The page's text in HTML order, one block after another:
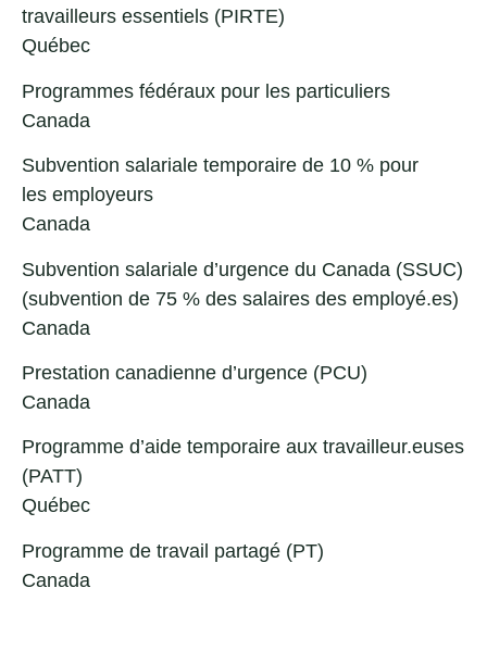
travailleurs essentiels (PIRTE)
Québec
Programmes fédéraux pour les particuliers
Canada
Subvention salariale temporaire de 10 % pour
les employeurs
Canada
Subvention salariale d’urgence du Canada (SSUC)
(subvention de 75 % des salaires des employé.es)
Canada
Prestation canadienne d’urgence (PCU)
Canada
Programme d’aide temporaire aux travailleur.euses
(PATT)
Québec
Programme de travail partagé (PT)
Canada